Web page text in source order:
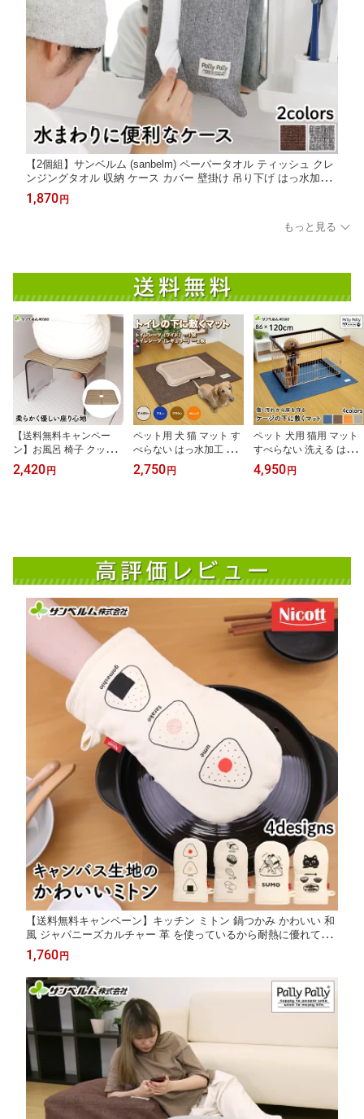
【2個組】サンベルム (sanbelm) ペーパータオル ティッシュ クレ
ンジングタオル 収納 ケース カバー 壁掛け 吊り下げ はっ水加工
布製
1,870 円
もっと見る
【送料無料キャンペー
ン】お風呂 椅子 クッシ
ョン 浴室 浴用 風呂椅子
水濡れ対応 ブラウン い
2,420円
ペット用 犬 猫 マット す
べらない はっ水加工 56×
70cm 洗える 床暖房対応
トイレ マットトイレの下
2,750円
ペット 犬用 猫用 マット
すべらない 洗える はっ
水加工 86×120cm 床暖房
対応 ケージの下に敷くマ
4,950円
【送料無料キャンペーン】キッチン ミトン 鍋つかみ かわいい 和
風 ジャパニーズカルチャー 革 を使っているから耐熱に優れてい
る キャンバスミトン サンベルム
1,760 円